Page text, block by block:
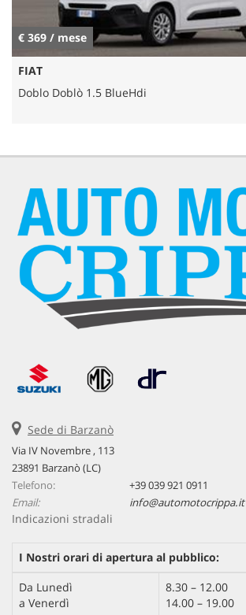
€ 369 / mese
FIAT
Doblo Doblò 1.5 BlueHdi
Sede di Barzanò
Via IV Novembre , 113
23891 Barzanò (LC)
Telefono:
+39 039 921 0911
Email:
info@automotocrippa.it
Indicazioni stradali
I Nostri orari di apertura al pubblico:
Da Lunedì
a Venerdì
8.30 – 12.00
14.00 – 19.00